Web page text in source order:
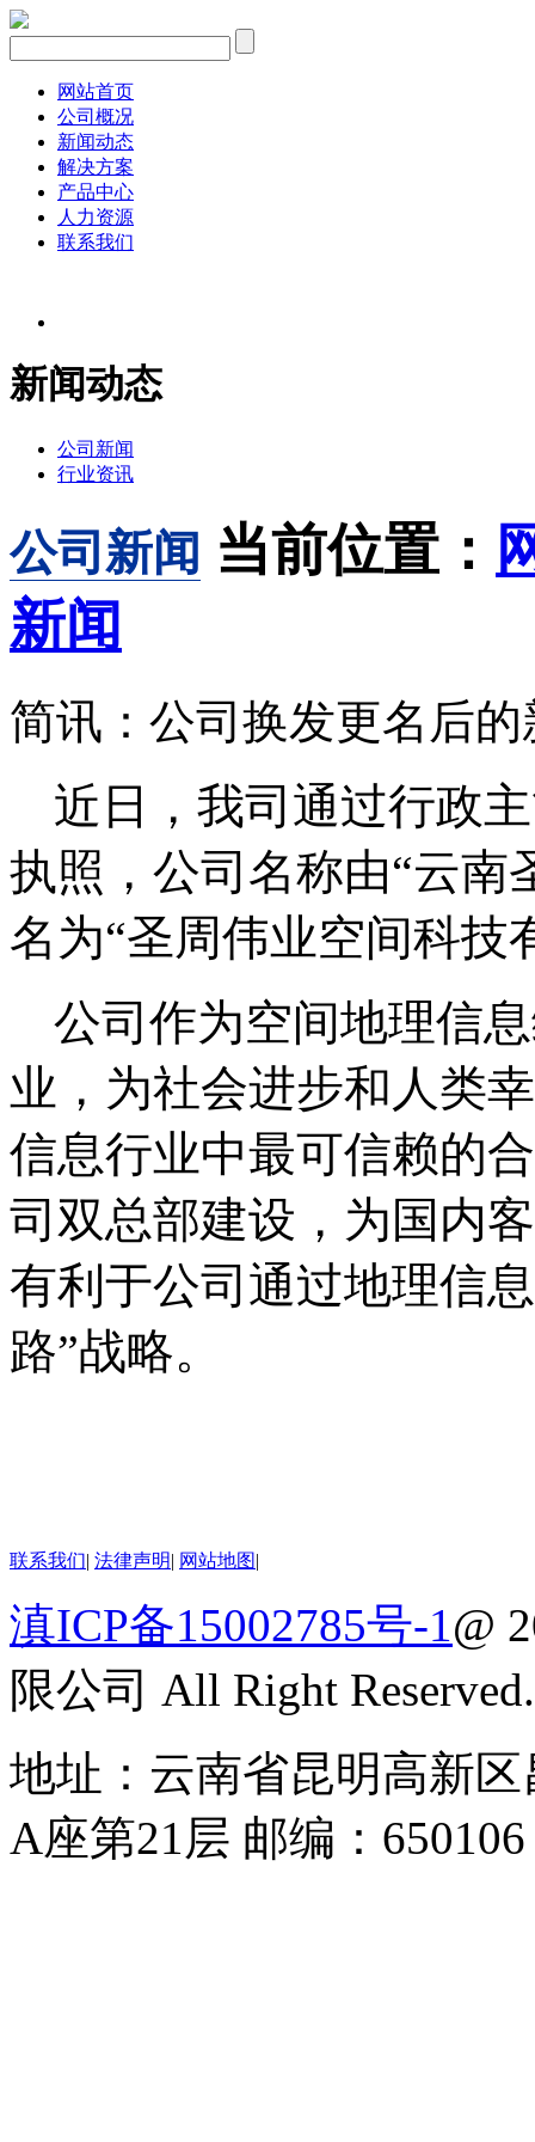
网站首页
公司概况
新闻动态
解决方案
产品中心
人力资源
联系我们
新闻动态
公司新闻
行业资讯
公司新闻 当前位置：
新闻
简讯：公司换发更名后
近日，我司通过行政
执照，公司名称由“云南
名为“圣周伟业空间科技
公司作为空间地理信
业，为社会进步和人类
信息行业中最可信赖的
司双总部建设，为国内
有利于公司通过地理信
路”战略。
联系我们| 法律声明| 网站地图|
滇ICP备15002785号-1@
限公司 All Right Reserved.
地址：云南省昆明高新
A座第21层 邮编：650106